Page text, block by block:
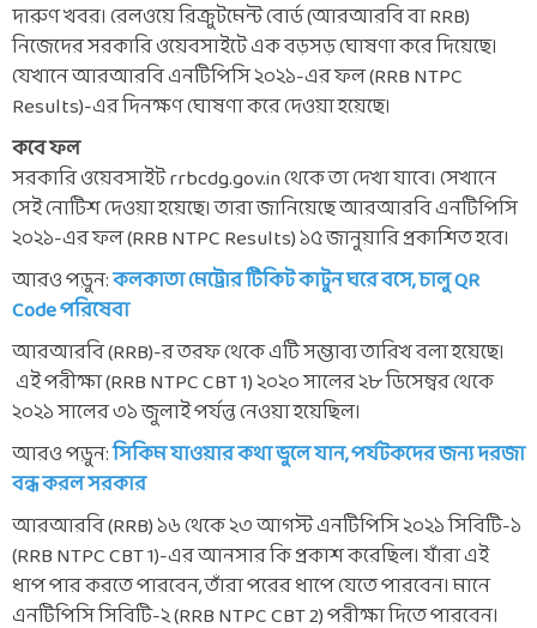
দারুণ খবর। রেলওয়ে রিক্রুটমেন্ট বোর্ড (আরআরবি বা RRB)
নিজেদের সরকারি ওয়েবসাইটে এক বড়সড় ঘোষণা করে দিয়েছে।
যেখানে আরআরবি এনটিপিসি ২০২১-এর ফল (RRB NTPC
Results)-এর দিনক্ষণ ঘোষণা করে দেওয়া হয়েছে।
কবে ফল
সরকারি ওয়েবসাইট rrbcdg.gov.in থেকে তা দেখা যাবে। সেখানে
সেই নোটিশ দেওয়া হয়েছে। তারা জানিয়েছে আরআরবি এনটিপিসি
২০২১-এর ফল (RRB NTPC Results) ১৫ জানুয়ারি প্রকাশিত হবে।
আরও পড়ুন:কলকাতা মেট্রোর টিকিট কাটুন ঘরে বসে, চালু QR
Code পরিষেবা
আরআরবি (RRB)-র তরফ থেকে এটি সম্ভাব্য তারিখ বলা হয়েছে।
এই পরীক্ষা (RRB NTPC CBT 1) ২০২০ সালের ২৮ ডিসেম্বর থেকে
২০২১ সালের ৩১ জুলাই পর্যন্ত নেওয়া হয়েছিল।
আরও পড়ুন:সিকিম যাওয়ার কথা ভুলে যান, পর্যটকদের জন্য দরজা
বন্ধ করল সরকার
আরআরবি (RRB) ১৬ থেকে ২৩ আগস্ট এনটিপিসি ২০২১ সিবিটি-১
(RRB NTPC CBT 1)-এর আনসার কি প্রকাশ করেছিল। যাঁরা এই
ধাপ পার করতে পারবেন, তাঁরা পরের ধাপে যেতে পারবেন। মানে
এনটিপিসি সিবিটি-২ (RRB NTPC CBT 2) পরীক্ষা দিতে পারবেন।